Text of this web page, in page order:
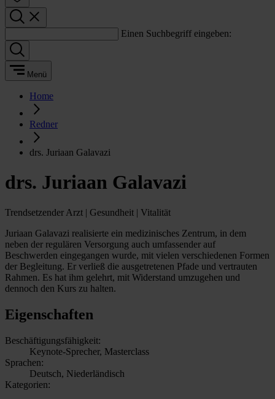
Einen Suchbegriff eingeben:
Menü
Home
Redner
drs. Juriaan Galavazi
drs. Juriaan Galavazi
Trendsetzender Arzt | Gesundheit | Vitalität
Juriaan Galavazi realisierte ein medizinisches Zentrum, in dem
neben der regulären Versorgung auch umfassender auf
Beschwerden eingegangen wurde, mit vielen verschiedenen Formen
der Begleitung. Er verließ die ausgetretenen Pfade und vertrauten
Rahmen. Es hat ihm gelehrt, mit Widerstand umzugehen und
dennoch den Kurs zu halten.
Eigenschaften
Beschäftigungsfähigkeit:
Keynote-Sprecher, Masterclass
Sprachen:
Deutsch, Niederländisch
Kategorien: